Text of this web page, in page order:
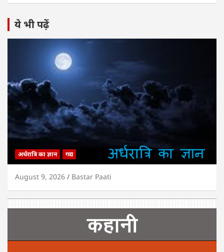
ये भी पढ़ें
अर्धरात्रि का ज्ञान गद्य
August 9, 2026 Bastar Paati